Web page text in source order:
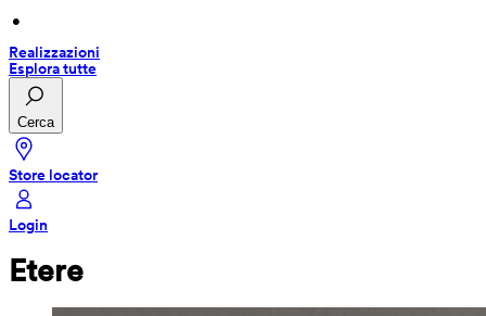
•
Realizzazioni
Esplora tutte
Cerca
Store locator
Login
Etere